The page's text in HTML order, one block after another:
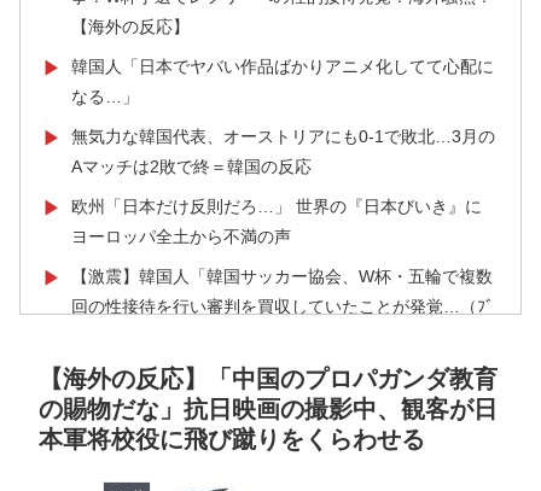
【海外の反応】
▶
韓国人「日本でヤバい作品ばかりアニメ化してて心配に
なる…」
▶
無気力な韓国代表、オーストリアにも0-1で敗北…3月の
Aマッチは2敗で終＝韓国の反応
▶
欧州「日本だけ反則だろ…」 世界の『日本びいき』に
ヨーロッパ全土から不満の声
▶
【激震】韓国人「韓国サッカー協会、W杯・五輪で複数
回の性接待を行い審判を買収していたことが発覚…（ﾌﾞ
▶
韓国人「日本でヤバい作品ばかりアニメ化してて心配に
なる…」
▶ 海外「うちは同じ日に二人とも不機嫌になるのは禁止。
【海外の反応】「中国のプロパガンダ教育
の賜物だな」抗日映画の撮影中、観客が日
本軍将校役に飛び蹴りをくらわせる